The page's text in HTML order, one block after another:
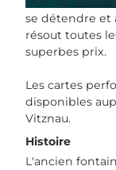
© Luzern Tourismus, Beat
se détendre et
résout toutes
superbes prix.
Les cartes
disponibles
Vitznau.
Histoire
L'ancien